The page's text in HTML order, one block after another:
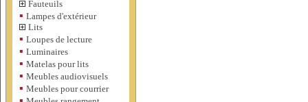
Fauteuils
▪ Lampes d'extérieur
Lits
▪ Loupes de lecture
▪ Luminaires
▪ Matelas pour lits
▪ Meubles audiovisuels
▪ Meubles pour courrier